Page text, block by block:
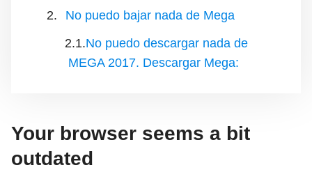
No puedo bajar nada de Mega
No puedo descargar nada de
MEGA 2017. Descargar Mega:
Your browser seems a bit
outdated